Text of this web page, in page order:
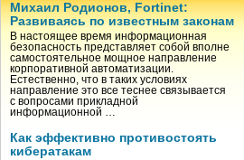
Михаил Родионов, Fortinet:
Развиваясь по известным законам
В настоящее время информационная
безопасность представляет собой вполне
самостоятельное мощное направление
корпоративной автоматизации.
Естественно, что в таких условиях
направление это все теснее связывается
с вопросами прикладной
информационной …
Как эффективно противостоять
кибератакам